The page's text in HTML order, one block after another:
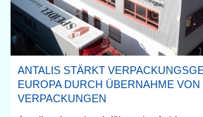
ANTALIS STÄRKT
EUROPA DURCH ÜBERNAHME VON
VERPACKUNGEN